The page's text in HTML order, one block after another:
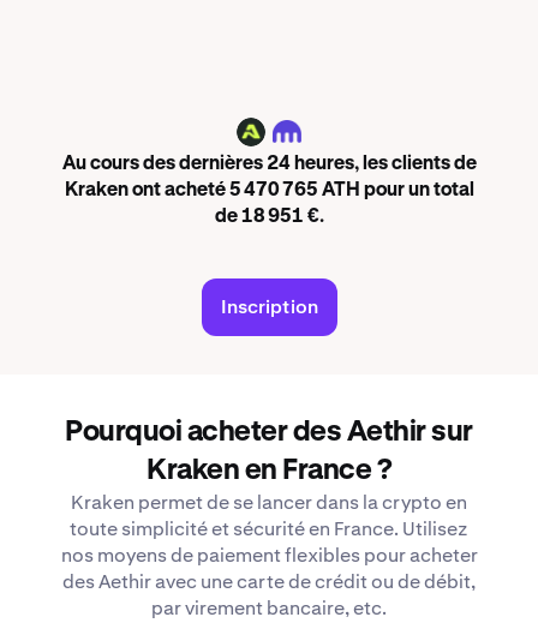
ATH
Au cours des dernières 24 heures, les clients de
Kraken ont acheté 5 470 765 ATH pour un total
de 18 951 €.
Inscription
Pourquoi acheter des Aethir sur
Kraken en France ?
Kraken permet de se lancer dans la crypto en
toute simplicité et sécurité en France. Utilisez
nos moyens de paiement flexibles pour acheter
des Aethir avec une carte de crédit ou de débit,
par virement bancaire, etc.